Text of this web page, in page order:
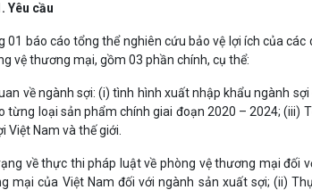
Yêu cầu
01 báo cáo tổng thể nghiên cứu bảo vệ lợi ích của
vệ thương mại, gồm 03 phần chính, cụ thể:
về ngành sợi: (i) tình hình xuất nhập khẩu ngành
từng loại sản phẩm chính giai đoạn 2020 – 2024; (iii)
Việt Nam và thế giới.
về thực thi pháp luật về phòng vệ thương mại đối
mại của Việt Nam đối với ngành sản xuất sợi; (ii)